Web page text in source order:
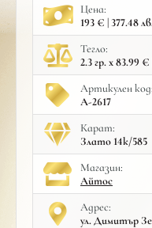
Цена:
193 € | 377.48
Тегло:
2.3 гр. x 83.99 €
Артикулен код:
A-2617
Карат:
Злато 14к/585
Mагазин:
Айтос
Адрес:
ул. Димитър